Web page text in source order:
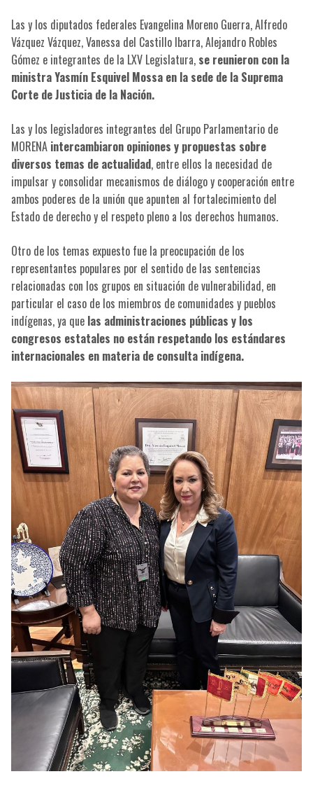
Las y los diputados federales Evangelina Moreno Guerra, Alfredo
Vázquez Vázquez, Vanessa del Castillo Ibarra, Alejandro Robles
Gómez e integrantes de la LXV Legislatura, se reunieron con la
ministra Yasmín Esquivel Mossa en la sede de la Suprema
Corte de Justicia de la Nación.
Las y los legisladores integrantes del Grupo Parlamentario de
MORENA intercambiaron opiniones y propuestas sobre
diversos temas de actualidad, entre ellos la necesidad de
impulsar y consolidar mecanismos de diálogo y cooperación entre
ambos poderes de la unión que apunten al fortalecimiento del
Estado de derecho y el respeto pleno a los derechos humanos.
Otro de los temas expuesto fue la preocupación de los
representantes populares por el sentido de las sentencias
relacionadas con los grupos en situación de vulnerabilidad, en
particular el caso de los miembros de comunidades y pueblos
indígenas, ya quelas administraciones públicas y los
congresos estatales no están respetando los estándares
internacionales en materia de consulta indígena.